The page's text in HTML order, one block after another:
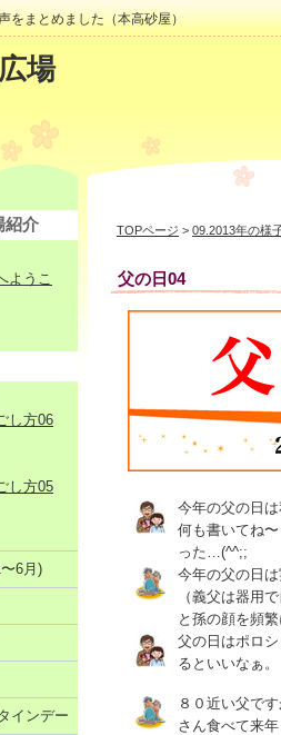
をまとめました（本高砂屋）
場
TOPページ > 09.2013年の様
父の日04
今年の父の日
何も書いてね
った…(^^;;
今年の父の日
（義父は器用
と孫の顔を頻
父の日はポロ
るといいなぁ。
８０近い父で
さん食べて来
紹介
ようこ
し方06
し方05
6月)
インデー